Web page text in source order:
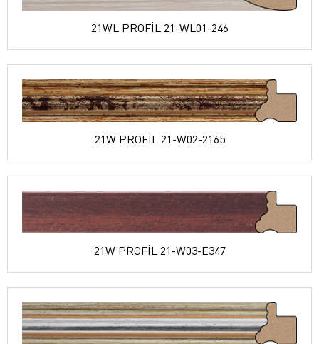
21WL PROFİL 21-WL01-246
21W PROFİL 21-W02-2165
21W PROFİL 21-W03-E347